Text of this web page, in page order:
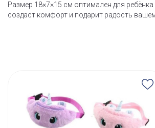
Размер 18×7×15 см оптимален для
создаст комфорт и подарит радость